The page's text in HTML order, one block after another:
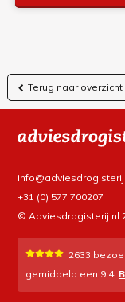
Terug naar overzicht
+31 (0) 577 700207
© Adviesdrogisterij.nl
2633
gemiddeld een 9.4!